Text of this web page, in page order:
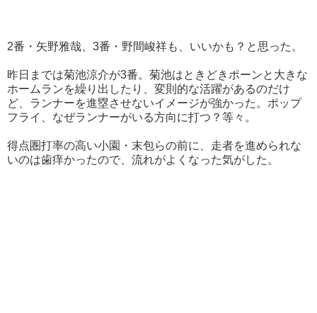
2番・矢野雅哉、3番・野間峻祥も、いいかも？と思った。
昨日までは菊池涼介が3番。菊池はときどきポーンと大きな
ホームランを繰り出したり、変則的な活躍があるのだけ
ど、ランナーを進塁させないイメージが強かった。ポップ
フライ、なぜランナーがいる方向に打つ？等々。
得点圏打率の高い小園・末包らの前に、走者を進められな
いのは歯痒かったので、流れがよくなった気がした。